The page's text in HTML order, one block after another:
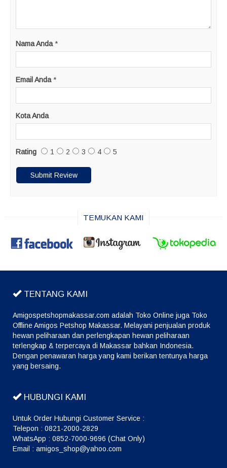
Nama Anda *
Email Anda *
Kota Anda
Rating 1 2 3 4 5
TEMUKAN KAMI
TENTANG KAMI
Amigospetshopmakassar.com adalah Toko Online juga Toko
Offline Amigos Petshop Makassar. Melayani penjualan produk
hewan peliharaan dan perlengkapan hewan peliharaan
terlengkap & terpercaya di Makassar bahkan Indonesia.
Dengan penawaran harga yang kami berikan tentunya harga
yang bersaing.
HUBUNGI KAMI
Untuk Order Hubungi Customer Service :
Telepon : 0821-2000-2829
WhatsApp : 0852-7000-9696 (Chat Only)
Email : amigos_shop@yahoo.com